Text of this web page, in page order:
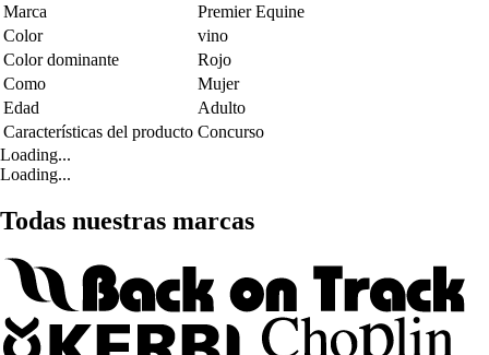
Marca
Premier Equine
Color
vino
Color dominante
Rojo
Como
Mujer
Edad
Adulto
Características del producto Concurso
Loading...
Loading...
Todas nuestras marcas